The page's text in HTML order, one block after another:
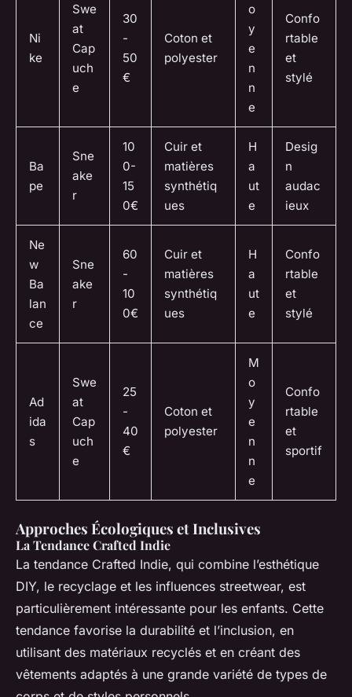
Ni
ke
Swe
at
Cap
uch
e
30
-
50
€
Coton et
polyester
o
y
e
n
n
e
Confo
rtable
et
stylé
Ba
pe
Sne
ake
r
10
0-
15
0€
Cuir et
matières
synthétiq
ues
H
a
ut
e
Desig
n
audac
ieux
Ne
w
Ba
lan
ce
Sne
ake
r
60
-
10
0€
Cuir et
matières
synthétiq
ues
H
a
ut
e
Confo
rtable
et
stylé
Ad
ida
s
Swe
at
Cap
uch
e
25
-
40
€
Coton et
polyester
M
o
y
e
n
n
e
Confo
rtable
et
sportif
Approches Écologiques et Inclusives
La Tendance Crafted Indie
La tendance Crafted Indie, qui combine l’esthétique
DIY, le recyclage et les influences streetwear, est
particulièrement intéressante pour les enfants. Cette
tendance favorise la durabilité et l’inclusion, en
utilisant des matériaux recyclés et en créant des
vêtements adaptés à une grande variété de types de